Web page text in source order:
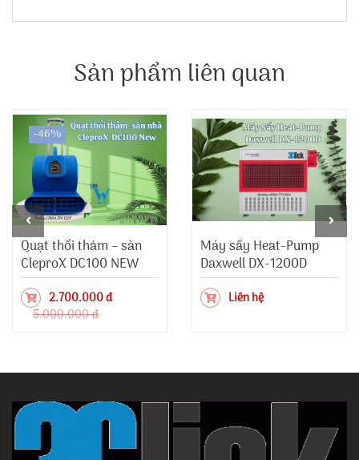
Sản phẩm liên quan
-46%
Quạt thổi thảm – sàn
CleproX DC100 NEW
2.700.000 đ
5.000.000 đ
Máy sấy Heat-Pump
Daxwell DX-1200D
Liên hệ